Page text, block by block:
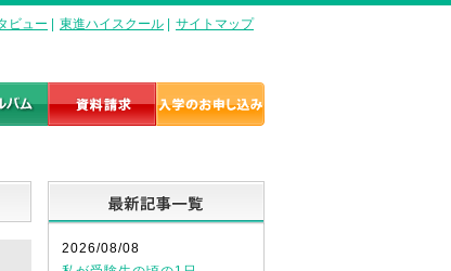
ビュー 東進ハイスクール サイトマップ
2026/08/08